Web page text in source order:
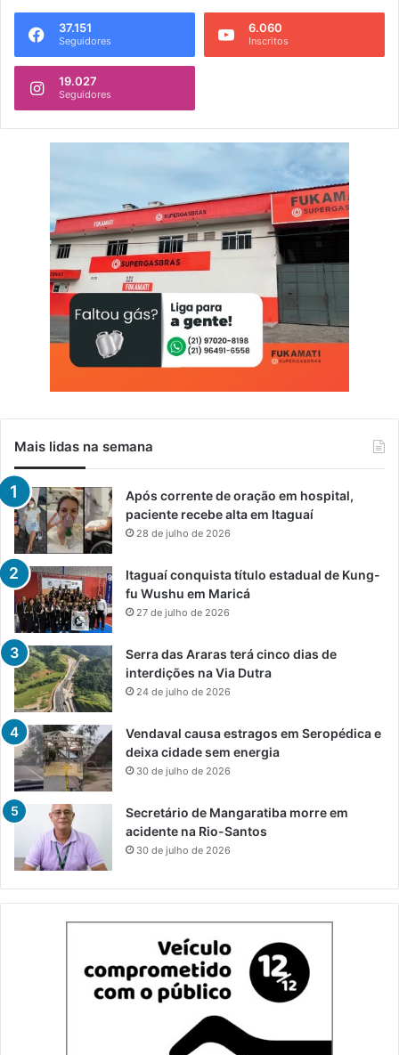
é
i
c
37.151
Seguidores
6.060
Inscritos
19.027
Seguidores
Mais lidas na semana
Após corrente de oração em hospital,
paciente recebe alta em Itaguaí
28 de julho de 2026
Itaguaí conquista título estadual de Kung-
fu Wushu em Maricá
27 de julho de 2026
Serra das Araras terá cinco dias de
interdições na Via Dutra
24 de julho de 2026
Vendaval causa estragos em Seropédica e
deixa cidade sem energia
30 de julho de 2026
Secretário de Mangaratiba morre em
acidente na Rio-Santos
30 de julho de 2026